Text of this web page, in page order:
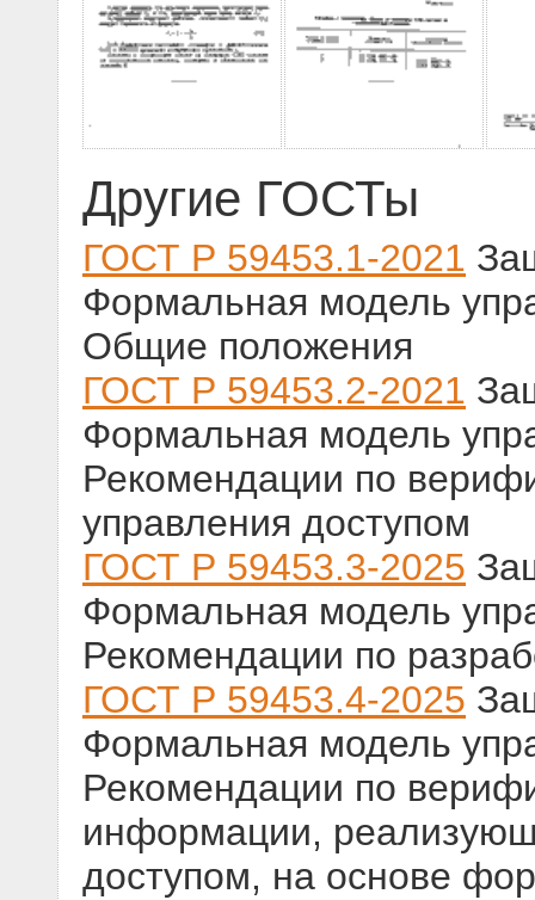
Другие ГОСТы
ГОСТ Р 59453.1-2021
Формальная модель
Общие положения
ГОСТ Р 59453.2-2021
Формальная модель
Рекомендации по
управления доступом
ГОСТ Р 59453.3-2025
Формальная модель
Рекомендации по
ГОСТ Р 59453.4-2025
Формальная модель
Рекомендации по
информации,
доступом, на основе